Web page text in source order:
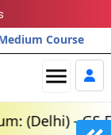
Course
menu